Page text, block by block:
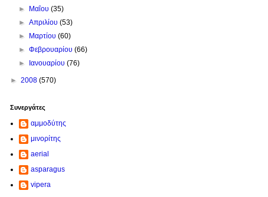
► Μαΐου(35)
►Απριλίου(53)
► Μαρτίου(60)
►Φεβρουαρίου(66)
► Ιανουαρίου(76)
► 2008 (570)
Συνεργάτες
αμμοδύτης
μινορίτης
aerial
asparagus
vipera